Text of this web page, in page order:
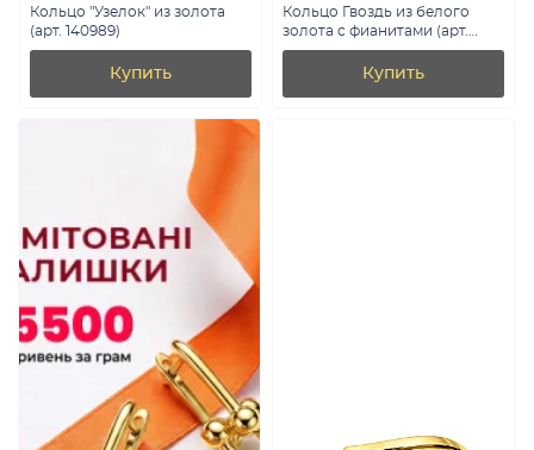
Кольцо "Узелок" из золота
(арт. 140989)
Купить
Кольцо Гвоздь из белого
золота с фианитами (арт.
154300б)
Купить